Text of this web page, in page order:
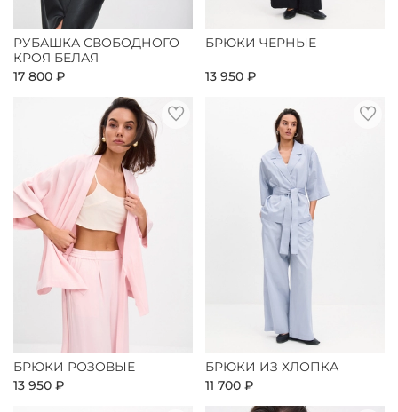
РУБАШКА СВОБОДНОГО
КРОЯ БЕЛАЯ
17 800 ₽
БРЮКИ ЧЕРНЫЕ
13 950 ₽
БРЮКИ РОЗОВЫЕ
13 950 ₽
БРЮКИ ИЗ ХЛОПКА
11 700 ₽